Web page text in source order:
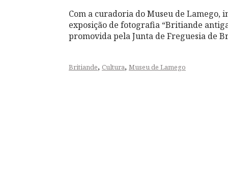
Com a curadoria do Museu de
exposição de fotografia “Britiande
promovida pela Junta de Freguesia de
Britiande, Cultura, Museu de Lamego